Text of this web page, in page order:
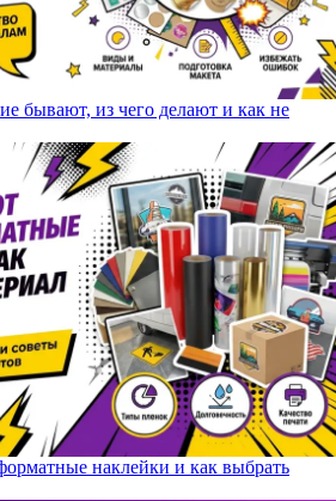
бывают, из чего делают и как не
наклейки и как выбрать